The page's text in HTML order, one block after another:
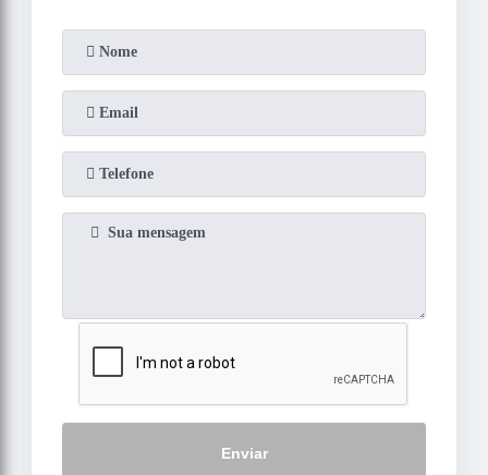
Enviar